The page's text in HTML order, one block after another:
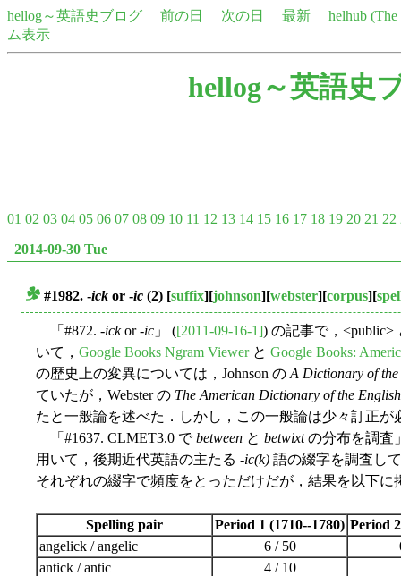
hellog～英語史ブログ 前の日 次の日 最新
helhub
ム表示
hellog～英語史
01 02 03 04 05 06 07 08 09 10 11 12 13 14 15 16 17 18 19 20 21 22
2014-09-30 Tue
#1982. -ick or -ic (2) [suffix][johnson][webster][corpus][
「#872. -ickor -ic 」 ([2011-09-16-1]) の記事で，<public>
いて， Google Books Ngram Viewerと Google Books:
の歴史上の変異については，Johnson の A Dictionary of
ていたが，Webster の The American Dictionary of the
たと一般論を述べた．しかし，この一般論は少々訂正が
「#1637. CLMET3.0 でbetween と betwixtの分布を調査
用いて，後期近代英語の主たる -ic(k) 語の綴字を調査し
それぞれの綴字で頻度をとっただけだが，結果を以下に
Spelling pair Period 1 (1710--1780) Period
angelick / angelic
6 / 50
antick / antic
4 / 10